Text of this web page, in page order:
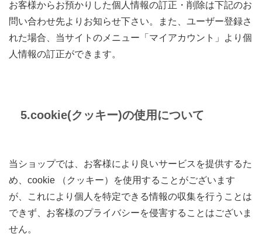
お客様からお預かりした個人情報の訂正・削除は下記のお
問い合わせ先よりお知らせ下さい。また、ユーザー登録さ
れた場合、当サイトのメニュー「マイアカウント」より個
人情報の訂正ができます。
5.cookie(クッキー)の使用について
当ショップでは、お客様により良いサービスを提供するた
め、cookie （クッキー）を使用することがございます
が、これにより個人を特定できる情報の収集を行うことは
できず、お客様のプライバシーを侵害することはございま
せん。